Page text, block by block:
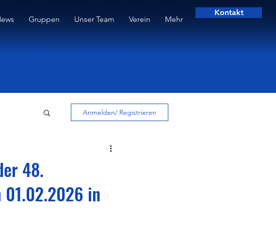
Gruppen Unser Team Verein Mehr
Kontakt
Anmelden/ Registrieren
48.
01.02.2026 in